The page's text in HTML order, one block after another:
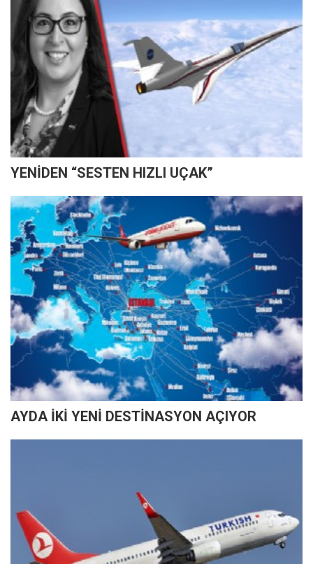
YENİDEN “SESTEN HIZLI UÇAK”
AYDA İKİ YENİ DESTİNASYON AÇIYOR